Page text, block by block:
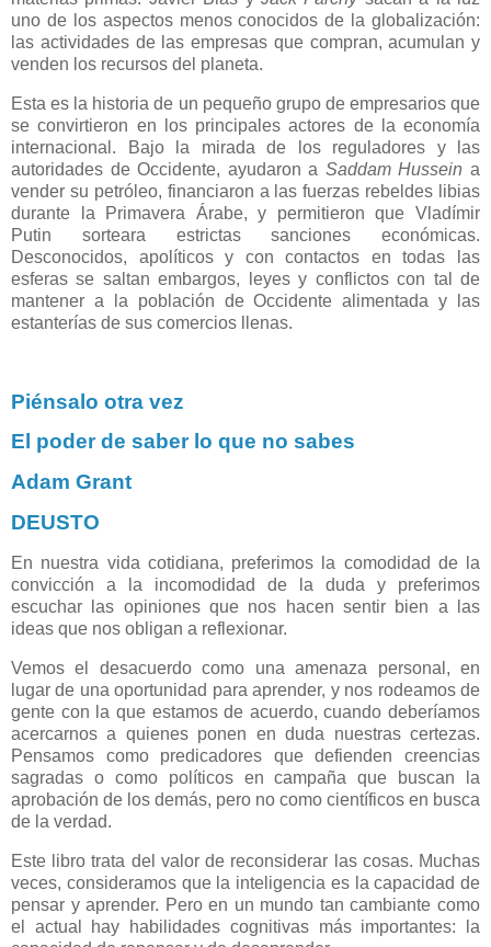
uno de los aspectos menos conocidos de la globalización:
las actividades de las empresas que compran, acumulan y
venden los recursos del planeta.
Esta es la historia de un pequeño grupo de empresarios que
se convirtieron en los principales actores de la economía
internacional. Bajo la mirada de los reguladores y las
autoridades de Occidente, ayudaron a Saddam Hussein a
vender su petróleo, financiaron a las fuerzas rebeldes libias
durante la Primavera Árabe, y permitieron que Vladímir
Putin sorteara estrictas sanciones económicas.
Desconocidos, apolíticos y con contactos en todas las
esferas se saltan embargos, leyes y conflictos con tal de
mantener a la población de Occidente alimentada y las
estanterías de sus comercios llenas.
Piénsalo otra vez
El poder de saber lo que no sabes
Adam Grant
DEUSTO
En nuestra vida cotidiana, preferimos la comodidad de la
convicción a la incomodidad de la duda y preferimos
escuchar las opiniones que nos hacen sentir bien a las
ideas que nos obligan a reflexionar.
Vemos el desacuerdo como una amenaza personal, en
lugar de una oportunidad para aprender, y nos rodeamos de
gente con la que estamos de acuerdo, cuando deberíamos
acercarnos a quienes ponen en duda nuestras certezas.
Pensamos como predicadores que defienden creencias
sagradas o como políticos en campaña que buscan la
aprobación de los demás, pero no como científicos en busca
de la verdad.
Este libro trata del valor de reconsiderar las cosas. Muchas
veces, consideramos que la inteligencia es la capacidad de
pensar y aprender. Pero en un mundo tan cambiante como
el actual hay habilidades cognitivas más importantes: la